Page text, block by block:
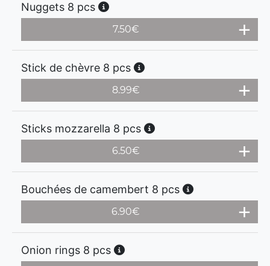
Nuggets 8 pcs
7.50€
Stick de chèvre 8 pcs
8.99€
Sticks mozzarella 8 pcs
6.50€
Bouchées de camembert 8 pcs
6.90€
Onion rings 8 pcs